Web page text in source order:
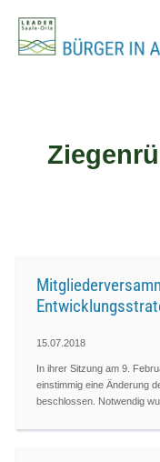
Inhalt
springen
15.07.2018
In ihrer Sitzung am 9.
einstimmig eine Änderung
beschlossen. Notwendig